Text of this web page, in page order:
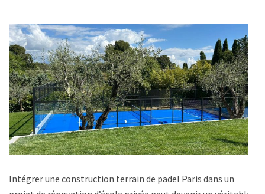
Intégrer une construction terrain de padel Paris dans un